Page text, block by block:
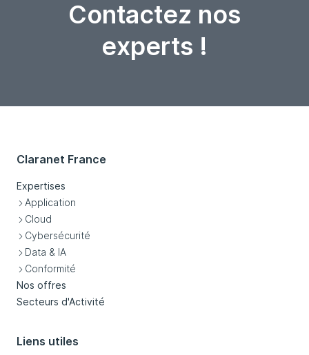
Contactez nos
experts !
Claranet France
Expertises
Application
Cloud
Cybersécurité
Data & IA
Conformité
Nos offres
Secteurs d'Activité
Liens utiles